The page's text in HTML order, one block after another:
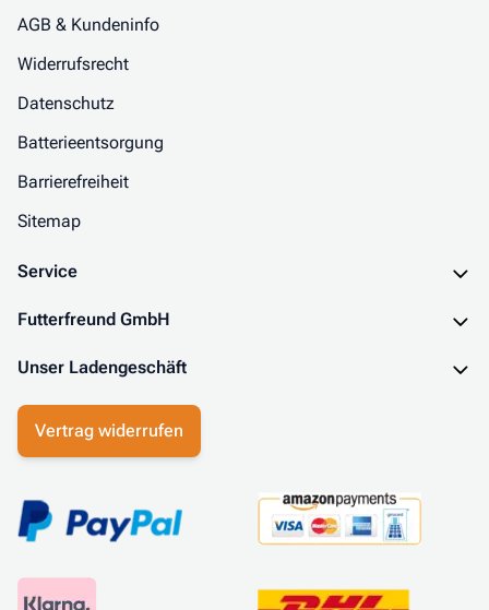
AGB & Kundeninfo
Widerrufsrecht
Datenschutz
Batterieentsorgung
Barrierefreiheit
Sitemap
Service
Futterfreund GmbH
Unser Ladengeschäft
Vertrag widerrufen